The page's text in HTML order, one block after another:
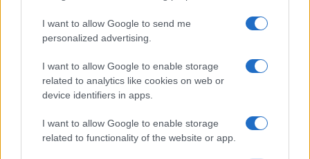
I want to allow Google to send me
personalized advertising.
I want to allow Google to enable storage
related to analytics like cookies on web or
device identifiers in apps.
I want to allow Google to enable storage
related to functionality of the website or app.
καθιερώνεται
06/08/2026 - 09:02
Πότε είναι
Αγίου